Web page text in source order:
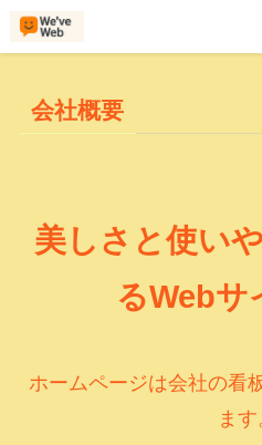
会社概要
美しさと使い
るWebサ
ホームページは会社の看
ます